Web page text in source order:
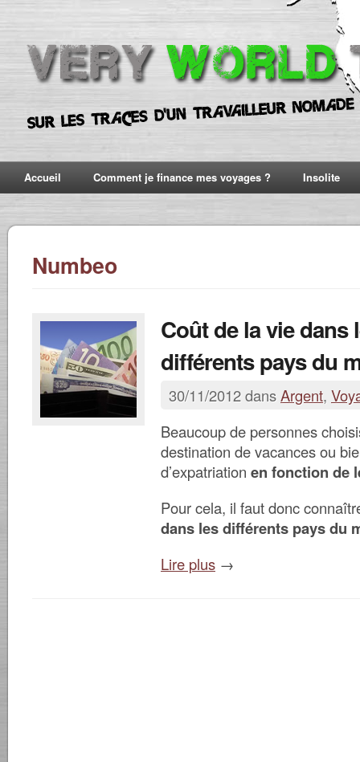
Accueil Comment je finance mes voyages ? Insolite
Numbeo
Coût de la vie dans
différents pays du
30/11/2012 dansArgent,
Beaucoup de personnes
destination de vacances ou
d’expatriation en fonction de
Pour cela, il faut donc
dans les différents pays du
Lire plus →